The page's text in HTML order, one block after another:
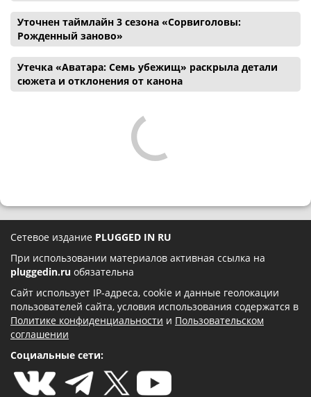
Уточнен таймлайн 3 сезона «Сорвиголовы:
Рожденный заново»
Утечка «Аватара: Семь убежищ» раскрыла детали
сюжета и отклонения от канона
Сетевое издание PLUGGED IN RU
При использовании материалов активная ссылка на
pluggedin.ru обязательна
Сайт использует IP-адреса, cookie и данные геолокации
пользователей сайта, условия использования содержатся в
Политике конфиденциальности и Пользовательском
соглашении
Социальные сети: